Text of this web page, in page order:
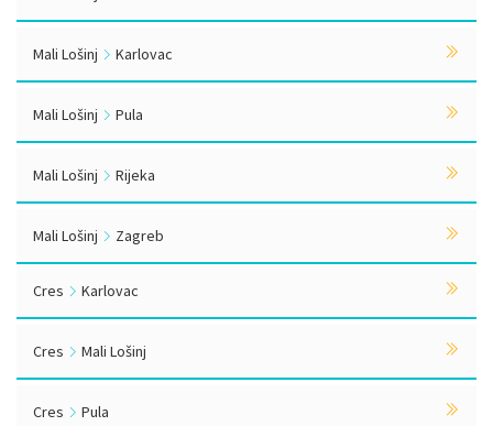
Mali Lošinj Karlovac
Mali Lošinj Pula
Mali Lošinj Rijeka
Mali Lošinj Zagreb
Cres Karlovac
Cres Mali Lošinj
Cres Pula